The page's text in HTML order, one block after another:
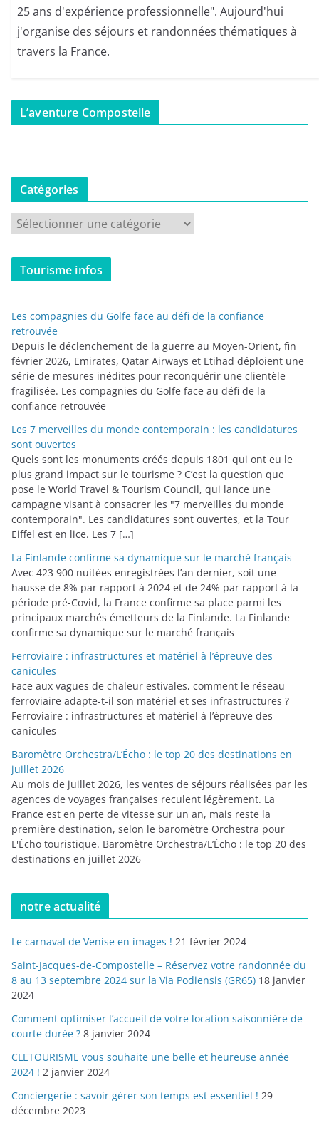
25 ans d'expérience professionnelle". Aujourd'hui
j'organise des séjours et randonnées thématiques à
travers la France.
L’aventure Compostelle
Catégories
a
t
o
r
i
e
s
Tourisme infos
Les compagnies du Golfe face au défi de la confiance
retrouvée
Depuis le déclenchement de la guerre au Moyen-Orient, fin
février 2026, Emirates, Qatar Airways et Etihad déploient une
série de mesures inédites pour reconquérir une clientèle
fragilisée. Les compagnies du Golfe face au défi de la
confiance retrouvée
Les 7 merveilles du monde contemporain : les candidatures
sont ouvertes
Quels sont les monuments créés depuis 1801 qui ont eu le
plus grand impact sur le tourisme ? C’est la question que
pose le World Travel & Tourism Council, qui lance une
campagne visant à consacrer les "7 merveilles du monde
contemporain". Les candidatures sont ouvertes, et la Tour
Eiffel est en lice. Les 7 […]
La Finlande confirme sa dynamique sur le marché français
Avec 423 900 nuitées enregistrées l’an dernier, soit une
hausse de 8% par rapport à 2024 et de 24% par rapport à la
période pré-Covid, la France confirme sa place parmi les
principaux marchés émetteurs de la Finlande. La Finlande
confirme sa dynamique sur le marché français
Ferroviaire : infrastructures et matériel à l’épreuve des
canicules
Face aux vagues de chaleur estivales, comment le réseau
ferroviaire adapte-t-il son matériel et ses infrastructures ?
Ferroviaire : infrastructures et matériel à l’épreuve des
canicules
Baromètre Orchestra/L’Écho : le top 20 des destinations en
juillet 2026
Au mois de juillet 2026, les ventes de séjours réalisées par les
agences de voyages françaises reculent légèrement. La
France est en perte de vitesse sur un an, mais reste la
première destination, selon le baromètre Orchestra pour
L'Écho touristique. Baromètre Orchestra/L’Écho : le top 20 des
destinations en juillet 2026
notre actualité
Le carnaval de Venise en images ! 21 février 2024
Saint-Jacques-de-Compostelle – Réservez votre randonnée du
8 au 13 septembre 2024 sur la Via Podiensis (GR65) 18 janvier
2024
Comment optimiser l’accueil de votre location saisonnière de
courte durée ? 8 janvier 2024
CLETOURISME vous souhaite une belle et heureuse année
2024 ! 2 janvier 2024
Conciergerie : savoir gérer son temps est essentiel ! 29
décembre 2023